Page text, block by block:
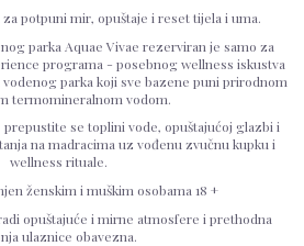
potpuni mir, opuštaje i reset tijela i uma.
parka Aquae Vivae rezerviran je samo za
programa - posebnog wellness iskustva
parka koji sve bazene puni prirodnom
termomineralnom vodom.
se toplini vode, opuštajućoj glazbi i
na madracima uz vođenu zvučnu kupku i
wellness rituale.
ženskim i muškim osobama 18 +
opuštajuće i mirne atmosfere i prethodna
ulaznice obavezna.